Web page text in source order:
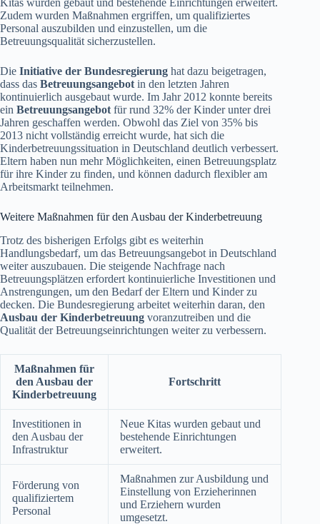
Kitas wurden gebaut und bestehende Einrichtungen erweitert.
Zudem wurden Maßnahmen ergriffen, um qualifiziertes
Personal auszubilden und einzustellen, um die
Betreuungsqualität sicherzustellen.
Die Initiative der Bundesregierung hat dazu beigetragen,
dass das Betreuungsangebot in den letzten Jahren
kontinuierlich ausgebaut wurde. Im Jahr 2012 konnte bereits
ein Betreuungsangebot für rund 32% der Kinder unter drei
Jahren geschaffen werden. Obwohl das Ziel von 35% bis
2013 nicht vollständig erreicht wurde, hat sich die
Kinderbetreuungssituation in Deutschland deutlich verbessert.
Eltern haben nun mehr Möglichkeiten, einen Betreuungsplatz
für ihre Kinder zu finden, und können dadurch flexibler am
Arbeitsmarkt teilnehmen.
Weitere Maßnahmen für den Ausbau der Kinderbetreuung
Trotz des bisherigen Erfolgs gibt es weiterhin
Handlungsbedarf, um das Betreuungsangebot in Deutschland
weiter auszubauen. Die steigende Nachfrage nach
Betreuungsplätzen erfordert kontinuierliche Investitionen und
Anstrengungen, um den Bedarf der Eltern und Kinder zu
decken. Die Bundesregierung arbeitet weiterhin daran, den
Ausbau der Kinderbetreuung voranzutreiben und die
Qualität der Betreuungseinrichtungen weiter zu verbessern.
Maßnahmen für
den Ausbau der
Kinderbetreuung
Fortschritt
Investitionen in
den Ausbau der
Infrastruktur
Neue Kitas wurden gebaut und
bestehende Einrichtungen
erweitert.
Förderung von
qualifiziertem
Personal
Maßnahmen zur Ausbildung und
Einstellung von Erzieherinnen
und Erziehern wurden
umgesetzt.